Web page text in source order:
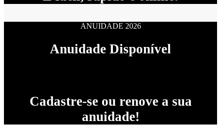
ANUIDADE 2026
Anuidade Disponível
Cadastre-se ou renove a sua
anuidade!